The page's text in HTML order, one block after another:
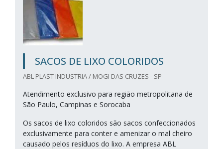
SACOS DE LIXO COLORIDOS
ABL PLAST INDUSTRIA / MOGI DAS CRUZES - SP
Atendimento exclusivo para região metropolitana de
São Paulo, Campinas e Sorocaba
Os sacos de lixo coloridos são sacos confeccionados
exclusivamente para conter e amenizar o mal cheiro
causado pelos resíduos do lixo. A empresa ABL